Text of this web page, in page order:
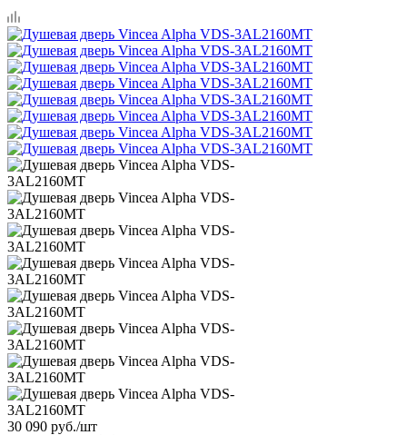
30 090 руб./шт